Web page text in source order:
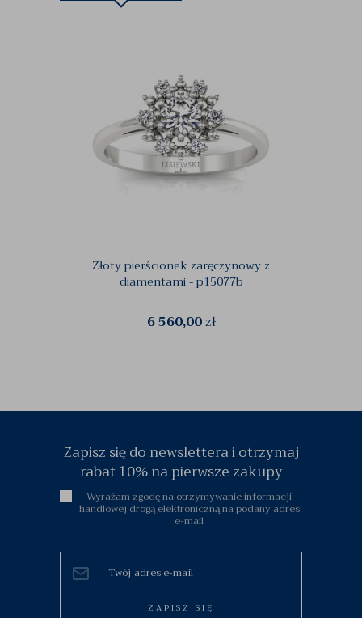
Złoty pierścionek zaręczynowy z
diamentami - p15077b
6 560,00zł
Zapisz się do newslettera i otrzymaj
rabat 10% na pierwsze zakupy
Wyrażam zgodę na otrzymywanie informacji
handlowej drogą elektroniczną na podany adres
e-mail
ZAPISZ SIĘ